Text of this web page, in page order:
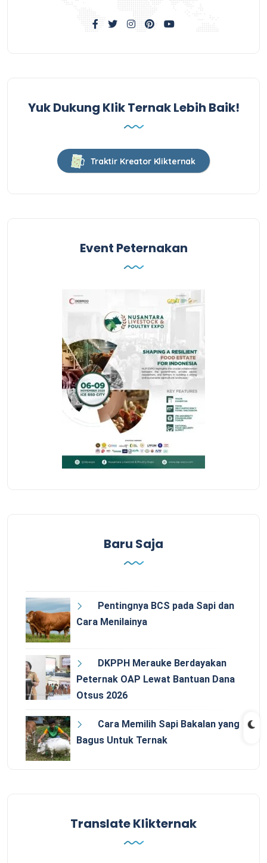
Yuk Dukung Klik Ternak Lebih Baik!
Traktir Kreator Klikternak
Event Peternakan
Baru Saja
Pentingnya BCS pada Sapi dan
Cara Menilainya
DKPPH Merauke Berdayakan
Peternak OAP Lewat Bantuan Dana
Otsus 2026
Cara Memilih Sapi Bakalan yang
Bagus Untuk Ternak
Translate Klikternak